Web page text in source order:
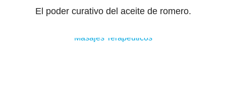
El poder curativo del aceite de romero.
Masajes Terapeuticos